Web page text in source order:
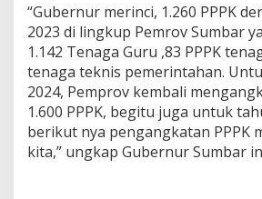
“Gubernur merinci, 1.260 PPPK
2023 di lingkup Pemrov Sumbar
1.142 Tenaga Guru ,83 PPPK
tenaga teknis pemerintahan.
2024, Pemprov kembali
1.600 PPPK, begitu juga untuk
berikut nya pengangkatan PPPK
kita,” ungkap Gubernur Sumbar